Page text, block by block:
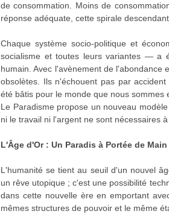
de consommation. Moins de
réponse adéquate, cette spirale
Chaque système socio-politique et
socialisme et toutes leurs variantes — a
humain. Avec l'avènement de l'abondance
obsolètes. Ils n'échouent pas par
été bâtis pour le monde que nous sommes
Le Paradisme propose un nouveau
ni le travail ni l'argent ne sont nécessaires
L'Âge d'Or : Un Paradis à Portée de
L'humanité se tient au seuil d'un nouvel
un rêve utopique ; c'est une possibilité
dans cette nouvelle ère en emportant
mêmes structures de pouvoir et le même